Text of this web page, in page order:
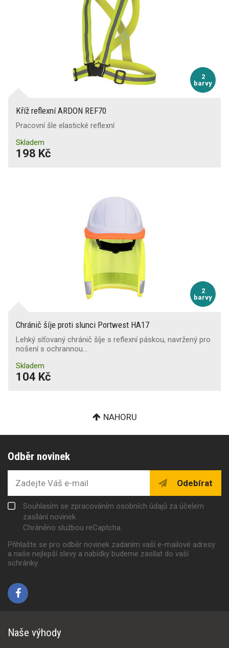
2
barvy
Kříž reflexní ARDON REF70
Pracovní šle elastické reflexní
Skladem
198 Kč
2
barvy
Chránič šíje proti slunci Portwest HA17
Lehký síťovaný chránič šíje s reflexní páskou, navržený pro
nošení s ochrannou…
Skladem
104 Kč
NAHORU
Odběr novinek
Odebírat
Souhlasím se zpracováním osobních údajů za účelem
zasílání novinek
Chráněno službou reCaptcha
Přihlašte se pro odběr novinek zadaním vaší e-mailové adresy
a naše nejlepší slevy a nabídky budeme zasílat do vaší
schránky.
Naše výhody